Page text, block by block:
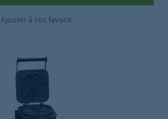
Ajouter à vos favoris